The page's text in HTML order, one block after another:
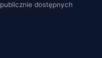
dostępnych